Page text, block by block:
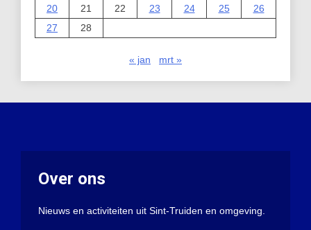
20
21 22 23 24 25
26
27
28
« jan mrt »
Over ons
Nieuws en activiteiten uit Sint-Truiden en omgeving.